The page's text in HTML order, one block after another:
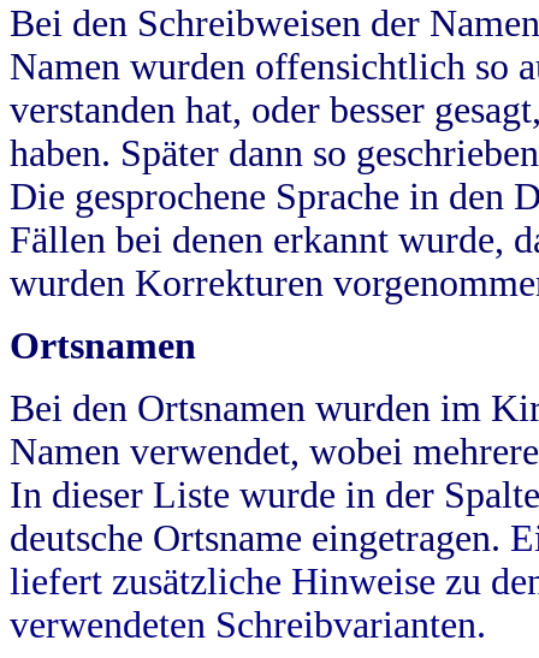
Bei den Schreibweisen der
Namen wurden offensichtlich so
verstanden hat, oder besser
haben. Später dann so
Die gesprochene Sprache in
Fällen bei denen erkannt wurde,
wurden Korrekturen
Ortsnamen
Bei den Ortsnamen wurden im
Namen verwendet, wobei
In dieser Liste wurde in der
deutsche Ortsname eingetragen.
liefert zusätzliche Hinweise zu
verwendeten Schreibvarianten.